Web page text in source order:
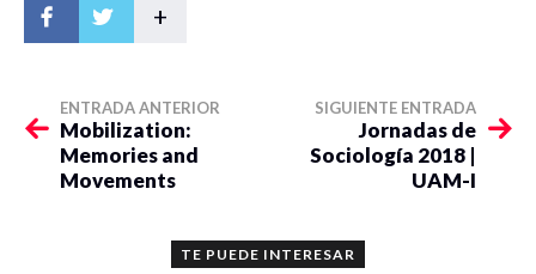
+
ENTRADA ANTERIOR
Mobilization:
Memories and
Movements
SIGUIENTE ENTRADA
Jornadas de
Sociología 2018 |
UAM-I
TE PUEDE INTERESAR